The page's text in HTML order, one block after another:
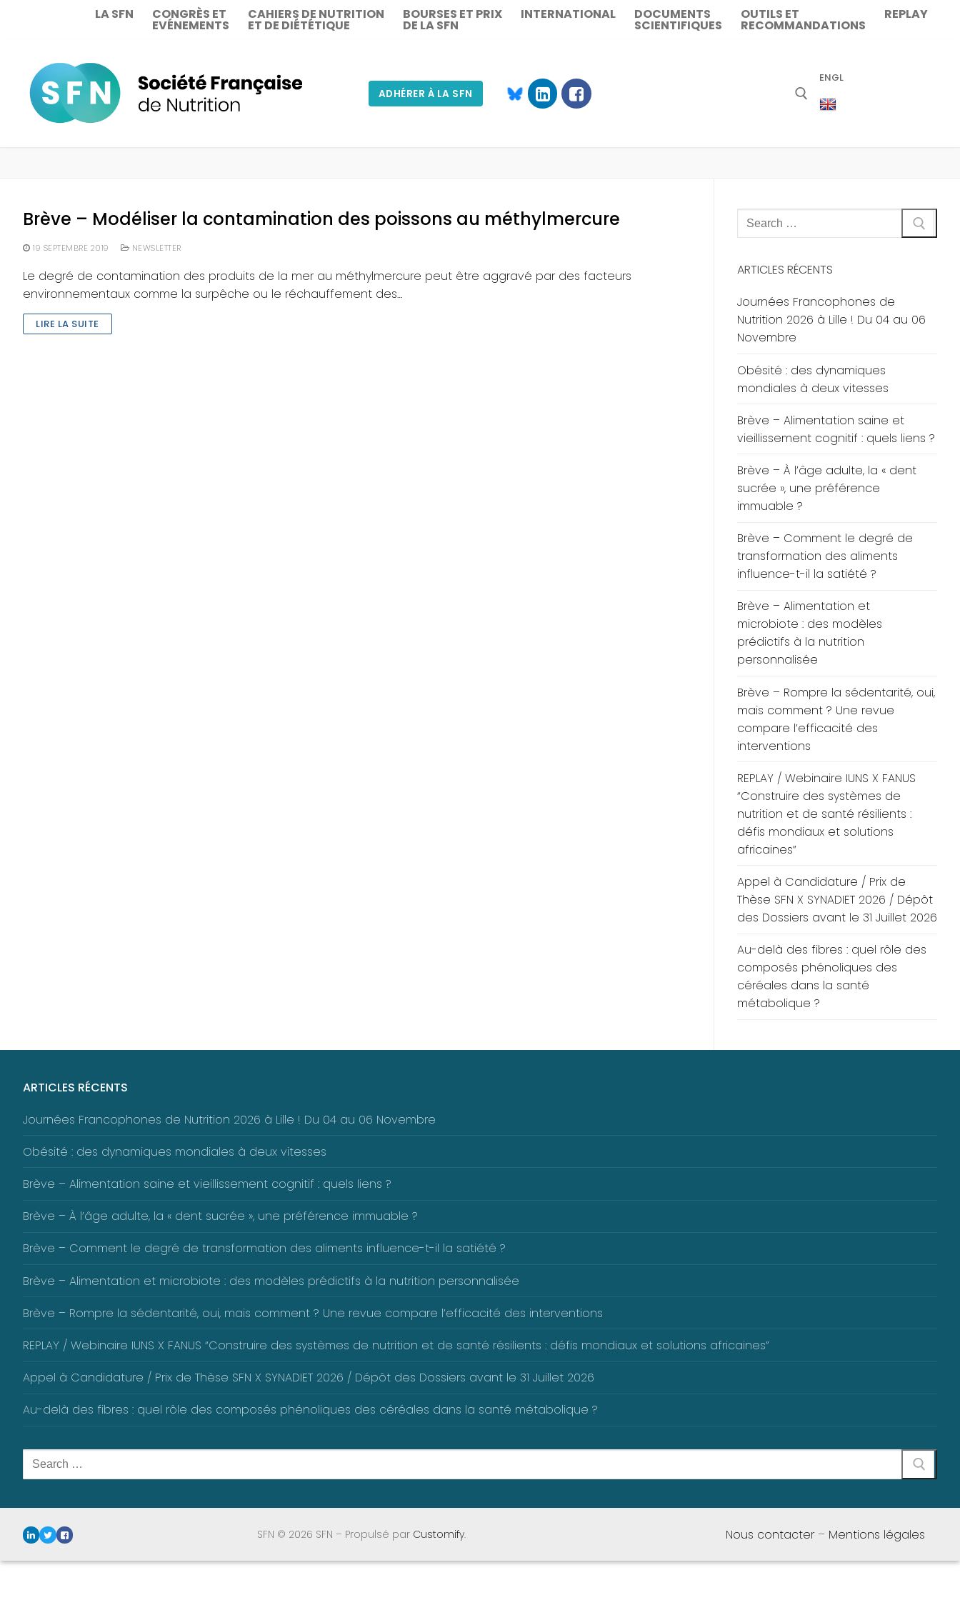
LA SFN CONGRÈS ET
EVÉNEMENTS
CAHIERS DE NUTRITION
ET DE DIÉTÉTIQUE
BOURSES ET PRIX
DE LA SFN
INTERNATIONAL DOCUMENTS
SCIENTIFIQUES
OUTILS ET
RECOMMANDATIONS
REPLAY
ADHÉRER À LA SFN
ENGL
Brève – Modéliser la contamination des poissons au méthylmercure
19 SEPTEMBRE 2019 NEWSLETTER
Le degré de contamination des produits de la mer au méthylmercure peut être aggravé par des facteurs
environnementaux comme la surpêche ou le réchauffement des…
LIRE LA SUITE
Rechercher
:
ARTICLES RÉCENTS
Journées Francophones de
Nutrition 2026 à Lille ! Du 04 au 06
Novembre
Obésité : des dynamiques
mondiales à deux vitesses
Brève – Alimentation saine et
vieillissement cognitif : quels liens ?
Brève – À l’âge adulte, la « dent
sucrée », une préférence
immuable ?
Brève – Comment le degré de
transformation des aliments
influence-t-il la satiété ?
Brève – Alimentation et
microbiote : des modèles
prédictifs à la nutrition
personnalisée
Brève – Rompre la sédentarité, oui,
mais comment ? Une revue
compare l’efficacité des
interventions
REPLAY / Webinaire IUNS X FANUS
“Construire des systèmes de
nutrition et de santé résilients :
défis mondiaux et solutions
africaines”
Appel à Candidature / Prix de
Thèse SFN X SYNADIET 2026 / Dépôt
des Dossiers avant le 31 Juillet 2026
Au-delà des fibres : quel rôle des
composés phénoliques des
céréales dans la santé
métabolique ?
ARTICLES RÉCENTS
Journées Francophones de Nutrition 2026 à Lille ! Du 04 au 06 Novembre
Obésité : des dynamiques mondiales à deux vitesses
Brève – Alimentation saine et vieillissement cognitif : quels liens ?
Brève – À l’âge adulte, la « dent sucrée », une préférence immuable ?
Brève – Comment le degré de transformation des aliments influence-t-il la satiété ?
Brève – Alimentation et microbiote : des modèles prédictifs à la nutrition personnalisée
Brève – Rompre la sédentarité, oui, mais comment ? Une revue compare l’efficacité des interventions
REPLAY / Webinaire IUNS X FANUS “Construire des systèmes de nutrition et de santé résilients : défis mondiaux et solutions africaines”
Appel à Candidature / Prix de Thèse SFN X SYNADIET 2026 / Dépôt des Dossiers avant le 31 Juillet 2026
Au-delà des fibres : quel rôle des composés phénoliques des céréales dans la santé métabolique ?
Rechercher
:
SFN © 2026 SFN – Propulsé par Customify. Nous contacter – Mentions légales